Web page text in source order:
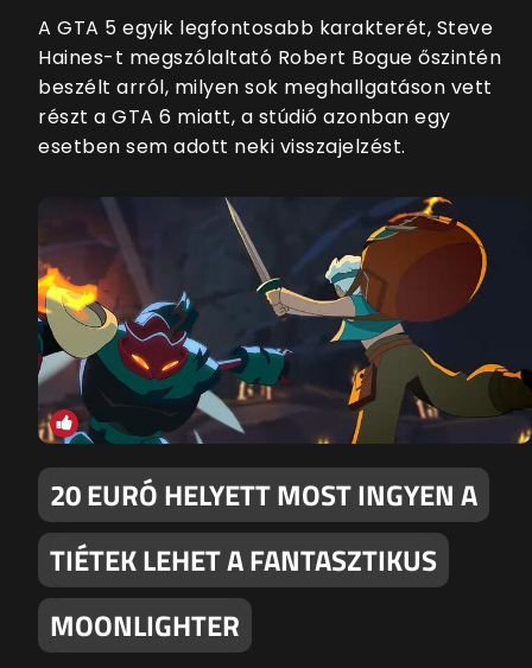
A GTA 5 egyik legfontosabb karakterét, Steve
Haines-t megszólaltató Robert Bogue őszintén
beszélt arról, milyen sok meghallgatáson vett
részt a GTA 6 miatt, a stúdió azonban egy
esetben sem adott neki visszajelzést.
20 EURÓ HELYETT MOST INGYEN A
TIÉTEK LEHET A FANTASZTIKUS
MOONLIGHTER